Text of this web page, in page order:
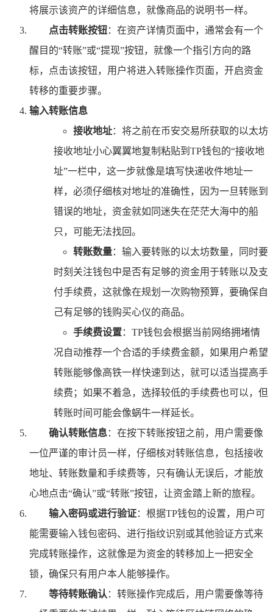
将展示该资产的详细信息，就像商品的说明书一样。
点击转账按钮：在资产详情页面中，通常会有一个
醒目的“转账”或“提现”按钮，就像一个指引方向的路
标，点击该按钮，用户将进入转账操作页面，开启资金
转移的重要步骤。
输入转账信息
接收地址：将之前在币安交易所获取的以太坊
接收地址小心翼翼地复制粘贴到TP钱包的“接收地
址”一栏中，这一步就像是填写快递收件地址一
样，必须仔细核对地址的准确性，因为一旦转账到
错误的地址，资金就如同迷失在茫茫大海中的船
只，可能无法找回。
转账数量：输入要转账的以太坊数量，同时要
时刻关注钱包中是否有足够的资金用于转账以及支
付手续费，这就像在规划一次购物预算，要确保自
己有足够的钱购买心仪的商品。
手续费设置：TP钱包会根据当前网络拥堵情
况自动推荐一个合适的手续费金额，如果用户希望
转账能够像高铁一样快速到达，就可以适当提高手
续费；如果不着急，选择较低的手续费也可以，但
转账时间可能会像蜗牛一样延长。
确认转账信息：在按下转账按钮之前，用户需要像
一位严谨的审计员一样，仔细核对转账信息，包括接收
地址、转账数量和手续费等，只有确认无误后，才能放
心地点击“确认”或“转账”按钮，让资金踏上新的旅程。
输入密码或进行验证：根据TP钱包的设置，用户可
能需要输入钱包密码、进行指纹识别或其他验证方式来
完成转账操作，这就像是为资金的转移加上一把安全
锁，确保只有用户本人能够操作。
等待转账确认 ：转账操作完成后，用户需要像等待